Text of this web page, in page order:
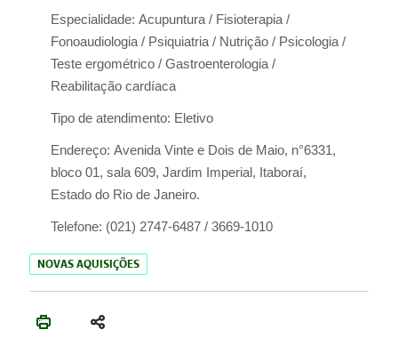
Especialidade: Acupuntura / Fisioterapia /
Fonoaudiologia / Psiquiatria / Nutrição / Psicologia /
Teste ergométrico / Gastroenterologia /
Reabilitação cardíaca
Tipo de atendimento: Eletivo
Endereço: Avenida Vinte e Dois de Maio, n°6331,
bloco 01, sala 609, Jardim Imperial, Itaboraí,
Estado do Rio de Janeiro.
Telefone: (021) 2747-6487 / 3669-1010
NOVAS AQUISIÇÕES